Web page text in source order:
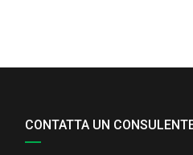
CONTATTA UN